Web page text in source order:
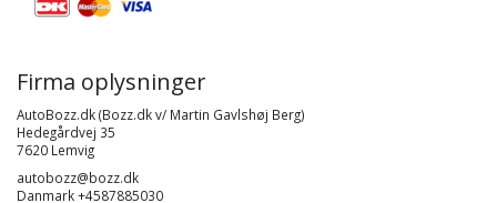
Firma oplysninger
AutoBozz.dk (Bozz.dk v/ Martin Gavlshøj Berg)
Hedegårdvej 35
7620 Lemvig
autobozz@bozz.dk
Danmark +4587885030